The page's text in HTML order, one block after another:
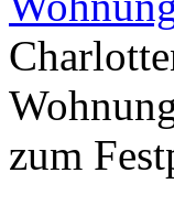
zum